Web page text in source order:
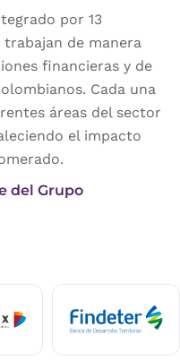
por 13
trabajan de manera
financieras y de
Cada una
áreas del sector
el impacto
del Grupo